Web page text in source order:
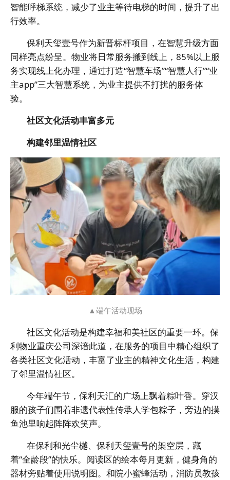
智能呼梯系统，减少了业主等待电梯的时间，提升了出
行效率。
保利天玺壹号作为新晋标杆项目，在智慧升级方面
同样亮点纷呈。物业将日常服务搬到线上，85%以上服
务实现线上化办理，通过打造“智慧车场”“智慧人行”“业
主app”三大智慧系统，为业主提供不打扰的服务体
验。
社区文化活动丰富多元
构建邻里温情社区
▲端午活动现场
社区文化活动是构建幸福和美社区的重要一环。保
利物业重庆公司深谙此道，在服务的项目中精心组织了
各类社区文化活动，丰富了业主的精神文化生活，构建
了邻里温情社区。
今年端午节，保利天汇的广场上飘着粽叶香。穿汉
服的孩子们围着非遗代表性传承人学包粽子，旁边的摸
鱼池里响起阵阵欢笑声。
在保利和光尘樾、保利天玺壹号的架空层，藏
着“全龄段”的快乐。阅读区的绘本每月更新，健身角的
器材旁贴着使用说明图。和院小蜜蜂活动，消防员教孩